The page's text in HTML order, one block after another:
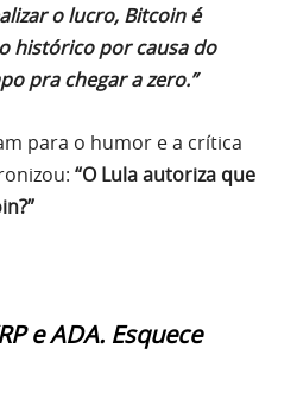
o lucro, Bitcoin é
histórico por causa do
pra chegar a zero.”
para o humor e a crítica
“O Lula autoriza que
e ADA. Esquece